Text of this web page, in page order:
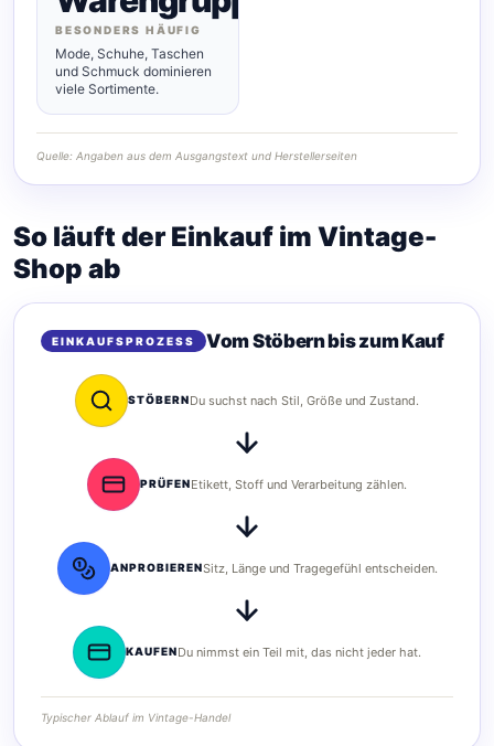
BESONDERS HÄUFIG
Mode, Schuhe, Taschen
und Schmuck dominieren
viele Sortimente.
Quelle: Angaben aus dem Ausgangstext und Herstellerseiten
So läuft der Einkauf im Vintage-
Shop ab
EINKAUFSPROZESS Vom Stöbern bis zum Kauf
STÖBERNDu suchst nach Stil, Größe und Zustand.
PRÜFENEtikett, Stoff und Verarbeitung zählen.
ANPROBIERENSitz, Länge und Tragegefühl entscheiden.
KAUFENDu nimmst ein Teil mit, das nicht jeder hat.
Typischer Ablauf im Vintage-Handel